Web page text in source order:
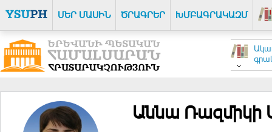
ՄԵՐ ՄԱՍԻՆ ԾՐԱԳՐԵՐ ԽՄԲԱԳՐԱԿԱԶՄ
Աննա Ռազմիկի